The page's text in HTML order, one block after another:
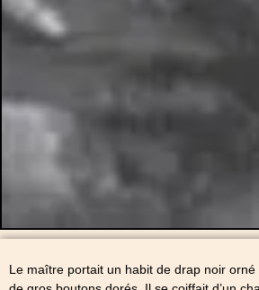
Le maître portait un habit de drap noir orné